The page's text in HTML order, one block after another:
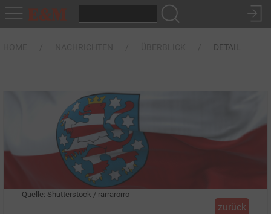
DETAIL
Quelle: Shutterstock / rarrarorro
zurück